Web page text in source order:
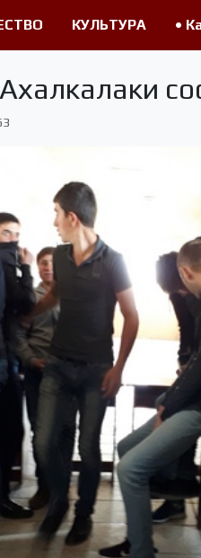
КУЛЬТУРА •